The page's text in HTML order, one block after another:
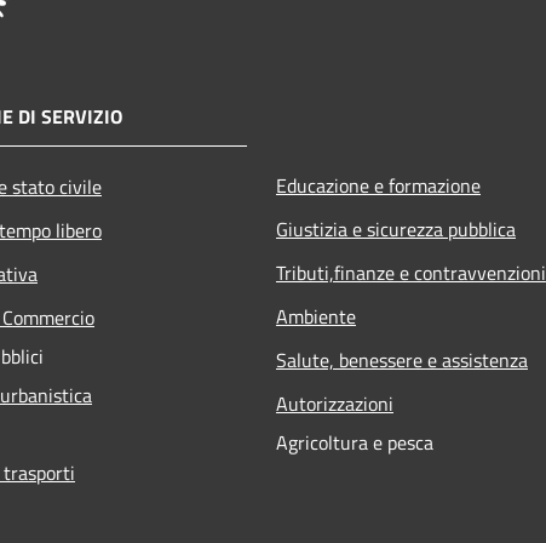
DI SERVIZIO
stato civile
libero
Educazione e formazione
Giustizia e sicurezza pubblica
Tributi,finanze e contravvenzioni
Ambiente
Salute, benessere e assistenza
Autorizzazioni
Agricoltura e pesca